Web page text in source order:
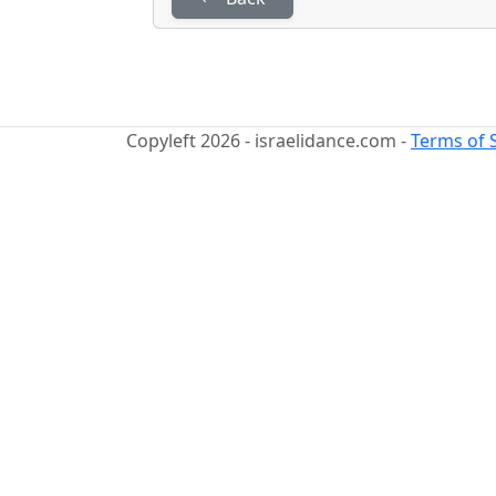
Copyleft 2026 - israelidance.com -Terms of